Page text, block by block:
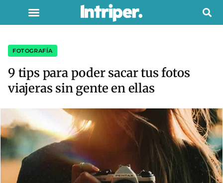
FOTOGRAFÍA
9 tips para poder sacar tus fotos
viajeras sin gente en ellas